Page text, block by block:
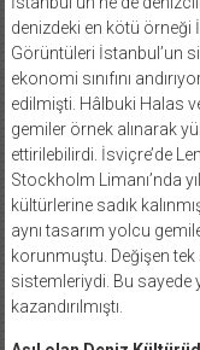
denizdeki en kötü örneği
Görüntüleri İstanbul’un
ekonomi sınıfını
edilmişti. Hâlbuki Halas
gemiler örnek alınarak
ettirilebilirdi. İsviçre’de
Stockholm Limanı’nda
kültürlerine sadık
aynı tasarım yolcu
korunmuştu. Değişen
sistemleriydi. Bu sayede
kazandırılmıştı.